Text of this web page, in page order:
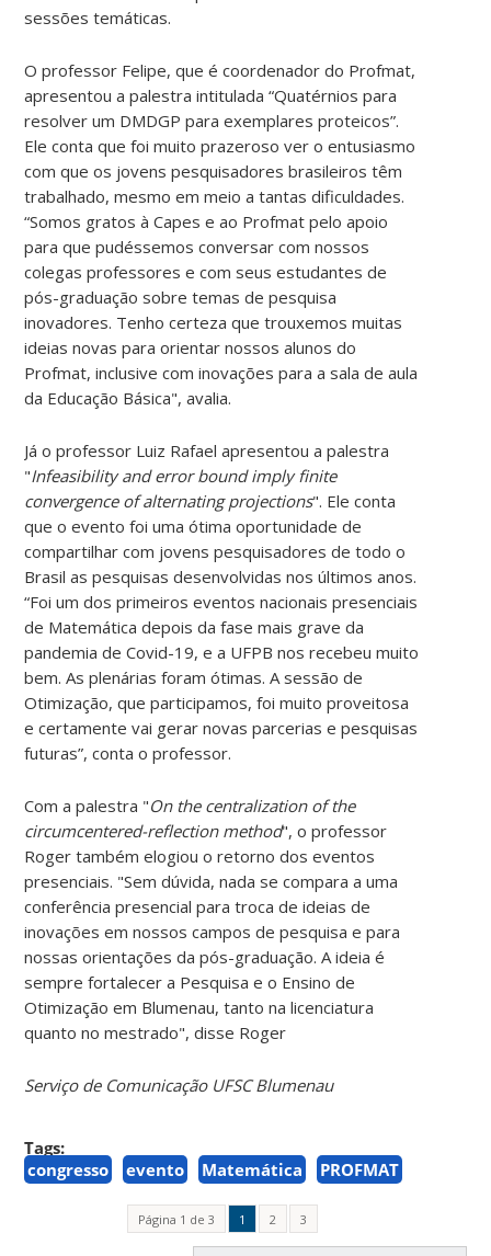
sessões temáticas.
O professor Felipe, que é coordenador do Profmat,
apresentou a palestra intitulada “Quatérnios para
resolver um DMDGP para exemplares proteicos”.
Ele conta que foi muito prazeroso ver o entusiasmo
com que os jovens pesquisadores brasileiros têm
trabalhado, mesmo em meio a tantas dificuldades.
“Somos gratos à Capes e ao Profmat pelo apoio
para que pudéssemos conversar com nossos
colegas professores e com seus estudantes de
pós-graduação sobre temas de pesquisa
inovadores. Tenho certeza que trouxemos muitas
ideias novas para orientar nossos alunos do
Profmat, inclusive com inovações para a sala de aula
da Educação Básica", avalia.
Já o professor Luiz Rafael apresentou a palestra
"Infeasibility and error bound imply finite
convergence of alternating projections". Ele conta
que o evento foi uma ótima oportunidade de
compartilhar com jovens pesquisadores de todo o
Brasil as pesquisas desenvolvidas nos últimos anos.
“Foi um dos primeiros eventos nacionais presenciais
de Matemática depois da fase mais grave da
pandemia de Covid-19, e a UFPB nos recebeu muito
bem. As plenárias foram ótimas. A sessão de
Otimização, que participamos, foi muito proveitosa
e certamente vai gerar novas parcerias e pesquisas
futuras”, conta o professor.
Com a palestra "On the centralization of the
circumcentered-reflection method", o professor
Roger também elogiou o retorno dos eventos
presenciais. "Sem dúvida, nada se compara a uma
conferência presencial para troca de ideias de
inovações em nossos campos de pesquisa e para
nossas orientações da pós-graduação. A ideia é
sempre fortalecer a Pesquisa e o Ensino de
Otimização em Blumenau, tanto na licenciatura
quanto no mestrado", disse Roger
Serviço de Comunicação UFSC Blumenau
Tags:
congresso
evento Matemática PROFMAT
Página 1 de 3 1 2 3